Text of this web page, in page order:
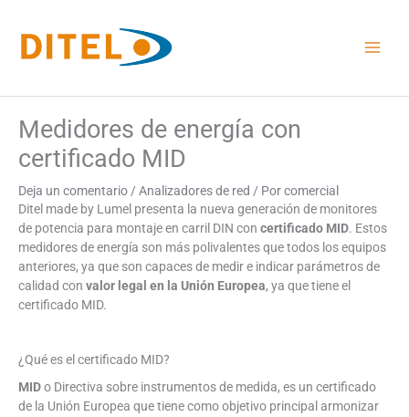
contenido
Medidores de energía con
certificado MID
Deja un comentario/ Analizadores de red / Porcomercial
Ditel made by Lumel presenta la nueva generación de monitores
de potencia para montaje en carril DIN con certificado MID. Estos
medidores de energía son más polivalentes que todos los equipos
anteriores, ya que son capaces de medir e indicar parámetros de
calidad con valor legal en la Unión Europea, ya que tiene el
certificado MID.
¿Qué es el certificado MID?
MIDo Directiva sobre instrumentos de medida, es un certificado
de la Unión Europea que tiene como objetivo principal armonizar